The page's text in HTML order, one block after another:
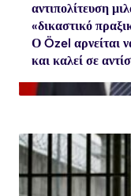
αντιπολίτευση
«δικαστικό
Ο Özel αρνείται
και καλεί σε